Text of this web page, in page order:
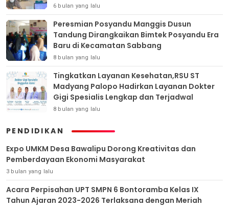
6 bulan yang lalu
Peresmian Posyandu Manggis Dusun
Tandung Dirangkaikan Bimtek Posyandu Era
Baru di Kecamatan Sabbang
8 bulan yang lalu
Tingkatkan Layanan Kesehatan,RSU ST
Madyang Palopo Hadirkan Layanan Dokter
Gigi Spesialis Lengkap dan Terjadwal
8 bulan yang lalu
PENDIDIKAN
Expo UMKM Desa Bawalipu Dorong Kreativitas dan
Pemberdayaan Ekonomi Masyarakat
3 bulan yang lalu
Acara Perpisahan UPT SMPN 6 Bontoramba Kelas IX
Tahun Ajaran 2023-2026 Terlaksana dengan Meriah